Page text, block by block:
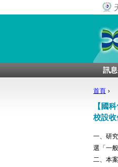
訊
您在
首頁 ›
【國
校設收
一、研
選「一
二、本